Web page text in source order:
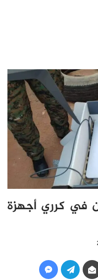
في كرري أجهزة